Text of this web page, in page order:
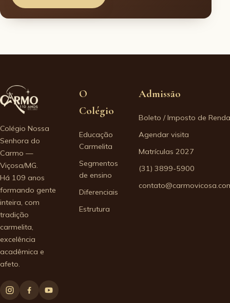
Colégio Nossa
Senhora do
Carmo —
Viçosa/MG.
Há 109 anos
formando gente
inteira, com
tradição
carmelita,
excelência
acadêmica e
afeto.
O
Colégio
Educação
Carmelita
Segmentos
de ensino
Diferenciais
Estrutura
Admissão
Boleto / Imposto de Renda
Agendar visita
Matrículas 2027
(31) 3899-5900